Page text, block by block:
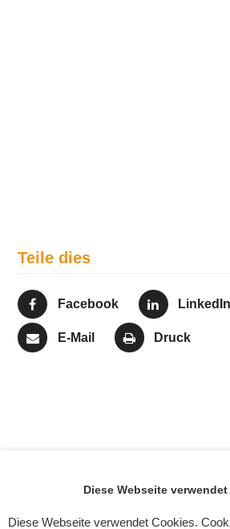
Teile dies
Facebook LinkedIn
E-Mail Druck
vorheriger
für Venga!
Diese Webseite
Diese Webseite verwendet Cookies.